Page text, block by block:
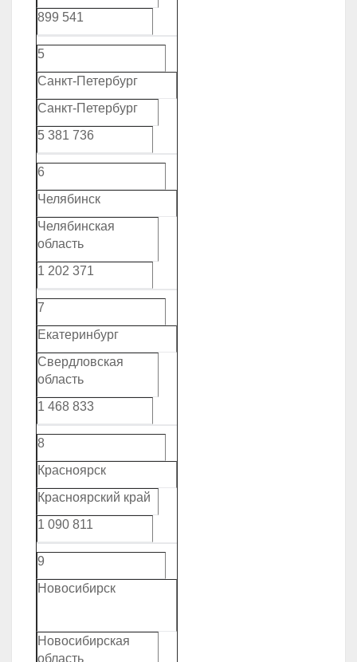
899 541
5
Санкт-Петербург
Санкт-Петербург
5 381 736
6
Челябинск
Челябинская
область
1 202 371
7
Екатеринбург
Свердловская
область
1 468 833
8
Красноярск
Красноярский край
1 090 811
9
Новосибирск
Новосибирская
область